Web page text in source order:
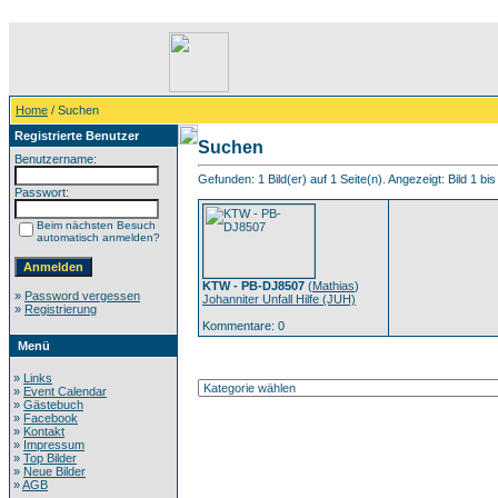
Home / Suchen
Registrierte Benutzer
Benutzername:
Passwort:
Beim nächsten Besuch
automatisch anmelden?
» Password vergessen
» Registrierung
Menü
» Links
» Event Calendar
» Gästebuch
» Facebook
» Kontakt
» Impressum
» Top Bilder
» Neue Bilder
»AGB
Suchen
Gefunden: 1 Bild(er) auf 1 Seite(n). Angezeigt: Bild 1 bis
KTW - PB-DJ8507 (Mathias)
Johanniter Unfall Hilfe (JUH)
Kommentare: 0